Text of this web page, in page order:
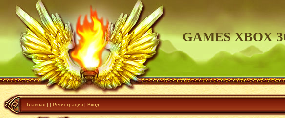
GAMES XBOX
Главная | | Регистрация | Вход